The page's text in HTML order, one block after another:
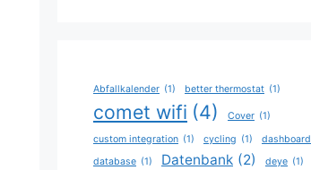
Abfallkalender (1) better thermostat (1)
comet wifi (4) Cover (1)
custom integration (1) cycling (1) dashboard
database (1) Datenbank (2) deye (1)